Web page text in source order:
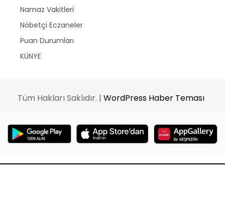
Namaz Vakitleri
Nöbetçi Eczaneler
Puan Durumları
KÜNYE
Tüm Hakları Saklıdır. | WordPress Haber Teması